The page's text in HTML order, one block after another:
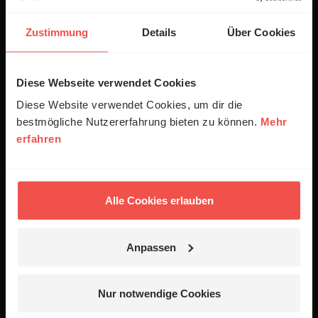
Zustimmung Details Über Cookies
Diese Webseite verwendet Cookies
Diese Website verwendet Cookies, um dir die
bestmögliche Nutzererfahrung bieten zu können. Mehr
erfahren
Alle Cookies erlauben
Anpassen
Nur notwendige Cookies
Gebet beim ERF
Spenden
Jobs
Newsletter